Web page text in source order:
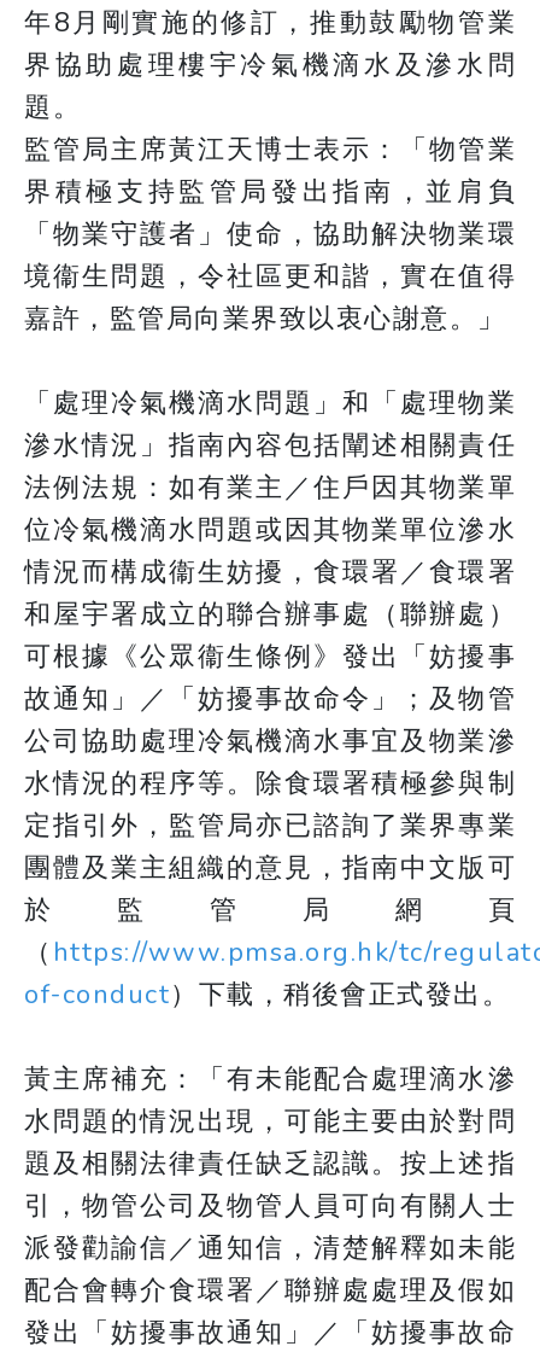
年8月剛實施的修訂，推動鼓勵物管業
界協助處理樓宇冷氣機滴水及滲水問
題。
監管局主席黃江天博士表示：「物管業
界積極支持監管局發出指南，並肩負
「物業守護者」使命，協助解決物業環
境衞生問題，令社區更和諧，實在值得
嘉許，監管局向業界致以衷心謝意。」
「處理冷氣機滴水問題」和「處理物業
滲水情況」指南內容包括闡述相關責任
法例法規：如有業主／住戶因其物業單
位冷氣機滴水問題或因其物業單位滲水
情況而構成衞生妨擾，食環署／食環署
和屋宇署成立的聯合辦事處（聯辦處）
可根據《公眾衞生條例》發出「妨擾事
故通知」／「妨擾事故命令」；及物管
公司協助處理冷氣機滴水事宜及物業滲
水情況的程序等。除食環署積極參與制
定指引外，監管局亦已諮詢了業界專業
團體及業主組織的意見，指南中文版可
於監管局網頁
（ https://www.pmsa.org.hk/tc/
of-conduct）下載，稍後會正式發出。
黃主席補充：「有未能配合處理滴水滲
水問題的情況出現，可能主要由於對問
題及相關法律責任缺乏認識。按上述指
引，物管公司及物管人員可向有關人士
派發勸諭信／通知信，清楚解釋如未能
配合會轉介食環署／聯辦處處理及假如
發出「妨擾事故通知」／「妨擾事故命